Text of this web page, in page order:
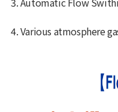
4. Various atmosphere